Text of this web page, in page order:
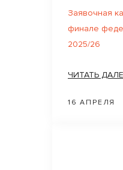
Заявочная
финале
2025/26
ЧИТАТЬ
16 АПРЕЛЯ